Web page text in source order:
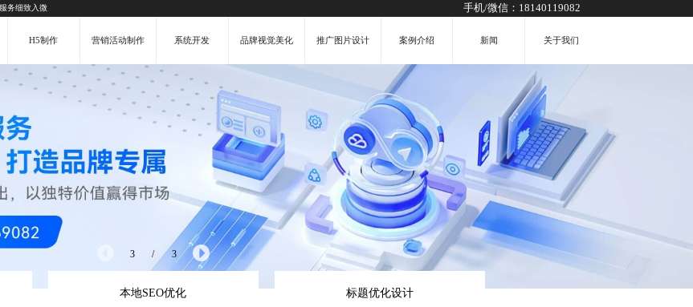
务细致入微 手机/微信： 18140119082
H5制作 营销活动制作 系统开发 品牌视觉美化 推广图片设计 案例介绍 新闻 关于我们
3 / 3
本地SEO优化 标题优化设计